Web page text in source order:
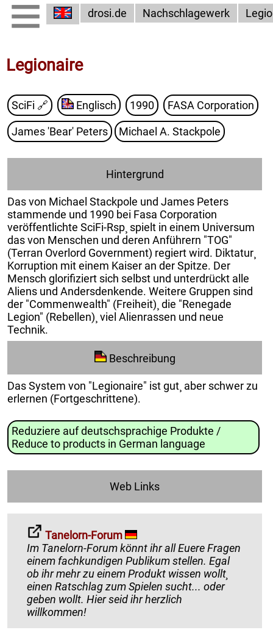
drosi.de Nachschlagewerk
Legionaire
SciFi 🔗 Englisch 1990 FASA Corporation
James 'Bear' Peters Michael A. Stackpole
Hintergrund
Das von Michael Stackpole und James Peters
stammende und 1990 bei Fasa Corporation
veröffentlichte SciFi-Rsp¸ spielt in einem Universum
das von Menschen und deren Anführern "TOG"
(Terran Overlord Government) regiert wird. Diktatur¸
Korruption mit einem Kaiser an der Spitze. Der
Mensch glorifiziert sich selbst und unterdrückt alle
Aliens und Andersdenkende. Weitere Gruppen sind
der "Commenwealth" (Freiheit)¸ die "Renegade
Legion" (Rebellen)¸ viel Alienrassen und neue
Technik.
Beschreibung
Das System von "Legionaire" ist gut¸ aber schwer zu
erlernen (Fortgeschrittene).
Reduziere auf deutschsprachige Produkte /
Reduce to products in German language
Web Links
Tanelorn-Forum
Im Tanelorn-Forum könnt ihr all Euere Fragen
einem fachkundigen Publikum stellen. Egal
ob ihr mehr zu einem Produkt wissen wollt¸
einen Ratschlag zum Spielen sucht... oder
geben wollt. Hier seid ihr herzlich
willkommen!